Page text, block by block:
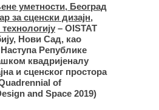
уметности, Београд
за сценски дизајн,
– OISTAT
Нови Сад, као
Републике
квадријеналу
и сценског простора
of
and Space 2019)